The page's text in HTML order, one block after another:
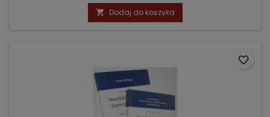
podstawowa
 Dodaj do koszyka
favorite_border